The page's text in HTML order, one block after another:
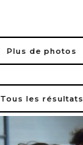
Plus de photos
Tous les résultats